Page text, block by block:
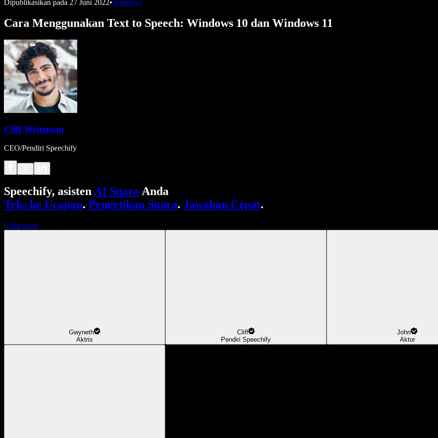
Dipublikasikan pada 27 Juni 2022•Windows
Cara Menggunakan Text to Speech: Windows 10 dan Windows 11
Cliff Weitzman
CEO/Pendiri Speechify
Speechify, asisten AI Suara Anda
Teks ke Ucapan. Pengetikan Suara. Jawaban Cepat.
Coba gratis
Gwyneth
Aktris
Cliff
Pendiri Speechify
John
Aktor